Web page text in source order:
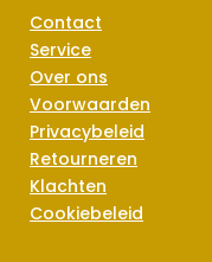
Contact
Service
Over ons
Voorwaarden
Privacybeleid
Retourneren
Klachten
Cookiebeleid